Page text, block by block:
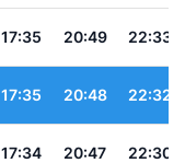
17:35 20:49 22:33
17:35 20:48 22:32
17:34 20:47 22:30